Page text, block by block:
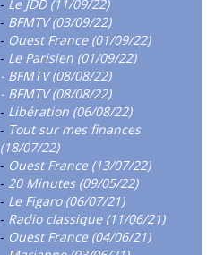
- Le JDD (11/09/22)
- BFMTV (03/09/22)
- Ouest France (01/09/22)
- Le Parisien (01/09/22)
- BFMTV (08/08/22)
- BFMTV (08/08/22)
- Libération (06/08/22)
- Tout sur mes finances
(18/07/22)
- Ouest France (13/07/22)
- 20 Minutes (09/05/22)
- Le Figaro (06/07/21)
- Radio classique (11/06/21)
- Ouest France (04/06/21)